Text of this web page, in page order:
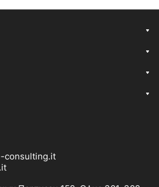
consulting.it